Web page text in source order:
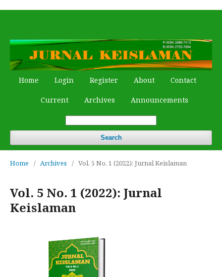
Home Login Register About Contact
Current Archives Announcements
Search
Home / Archives / Vol. 5 No. 1 (2022): Jurnal Keislaman
Vol. 5 No. 1 (2022): Jurnal
Keislaman